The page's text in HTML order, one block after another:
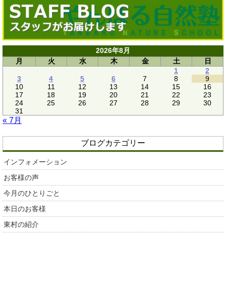
2026年8月
月
火 水 木 金 土
日
1
2
3
4 5 6 7 8
9
10
11 12 13 14 15
16
17
18 19 20 21 22
23
24
25 26 27 28 29
30
31
« 7月
ブログカテゴリー
インフォメーション
お客様の声
今月のひとりごと
本日のお客様
東村の紹介